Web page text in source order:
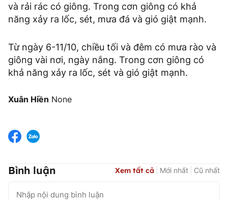
và rải rác có giông. Trong cơn giông có khả
năng xảy ra lốc, sét, mưa đá và gió giật mạnh.
Từ ngày 6-11/10, chiều tối và đêm có mưa rào và
giông vài nơi, ngày nắng. Trong cơn giông có
khả năng xảy ra lốc, sét và gió giật mạnh.
Xuân Hiền None
Bình luận Xem tất cả Mới nhất Cũ nhất